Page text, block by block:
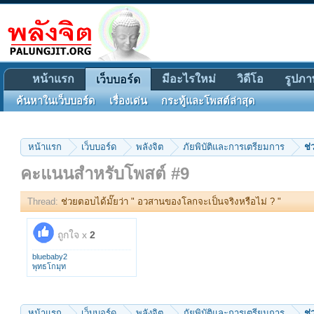
หน้าแรก เว็บบอร์ด พลังจิต ภัยพิบัติและการเตรียมการ ช่
คะแนนสำหรับโพสต์ #9
Thread: ช่วยตอบได้มั๊ยว่า " อวสานของโลกจะเป็นจริงหรือไม่ ? "
ถูกใจ x 2
bluebaby2
พุทธโกมุท
หน้าแรก เว็บบอร์ด
ค้นหาในเว็บบอร์ด เรื่องเด่น กระทู้และโพสต์ล่าสุด
มีอะไรใหม่ วิดีโอ รูปภ